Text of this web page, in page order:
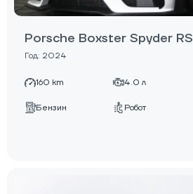
Porsche Boxster Spyder RS
Год: 2024
160 km 4.0 л
Бензин Робот